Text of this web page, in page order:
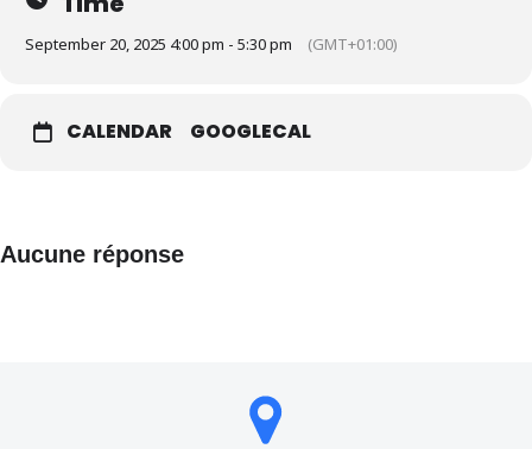
September 20, 2025 4:00 pm - 5:30 pm (GMT+01:00)
CALENDAR GOOGLECAL
Aucune réponse